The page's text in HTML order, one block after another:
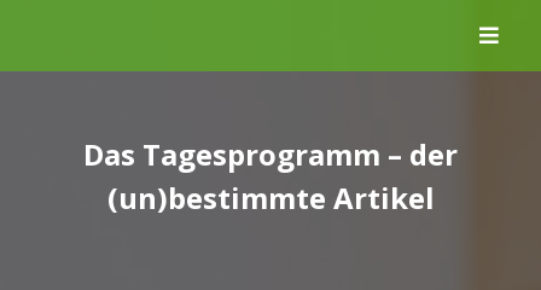
Das Tagesprogramm – der
(un)bestimmte Artikel